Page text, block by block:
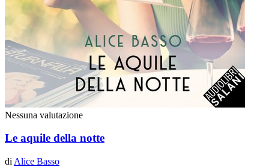
Nessuna valutazione
Le aquile della notte
di Alice Basso